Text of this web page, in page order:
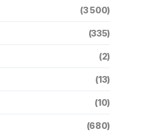
(3 500)
(335)
(2)
(13)
(10)
(680)